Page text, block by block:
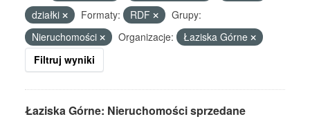
działki
Formaty: RDF
Grupy:
Nieruchomości
Organizacje:
Łaziska Górne
Filtruj wyniki
Łaziska Górne: Nieruchomości sprzedane